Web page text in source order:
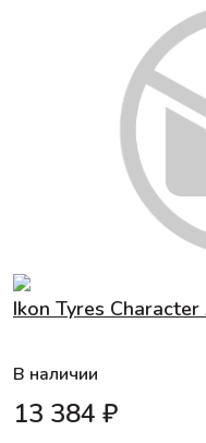
Ikon Tyres
В наличии
13 384 ₽